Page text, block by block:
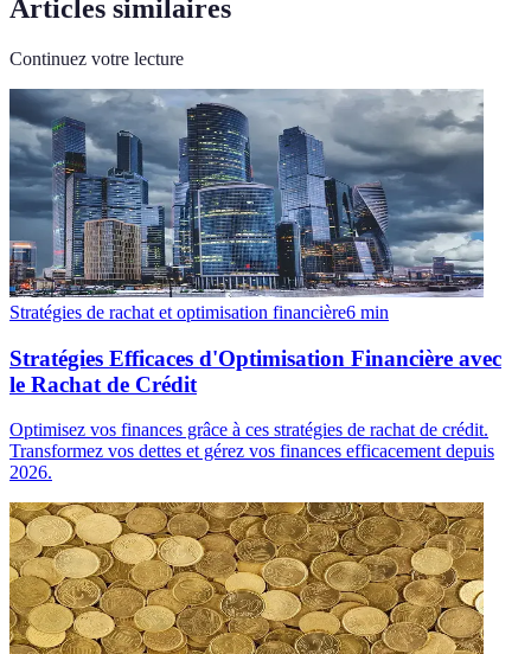
Articles similaires
Continuez votre lecture
Stratégies de rachat et optimisation financière6 min
Stratégies Efficaces d'Optimisation Financière avec
le Rachat de Crédit
Optimisez vos finances grâce à ces stratégies de rachat de crédit.
Transformez vos dettes et gérez vos finances efficacement depuis
2026.